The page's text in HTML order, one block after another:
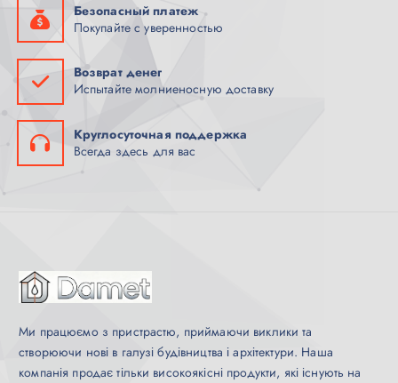
Безопасный платеж
Покупайте с уверенностью
Возврат денег
Испытайте молниеносную доставку
Круглосуточная поддержка
Всегда здесь для вас
Ми працюємо з пристрастю, приймаючи виклики та
створюючи нові в галузі будівництва і архітектури. Наша
компанія продає тільки високоякісні продукти, які існують на